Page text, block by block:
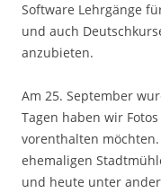
Software Lehrgänge
und auch
anzubieten.
Am 25. September
Tagen haben wir
vorenthalten
ehemaligen
und heute unter